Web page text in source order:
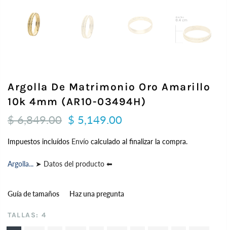
Argolla De Matrimonio Oro Amarillo
10k 4mm (AR10-03494H)
$ 6,849.00 $ 5,149.00
Impuestos incluídos Envío calculado al finalizar la compra.
Argolla... ➤ Datos del producto ⬅
Guía de tamaños Haz una pregunta
TALLAS: 4